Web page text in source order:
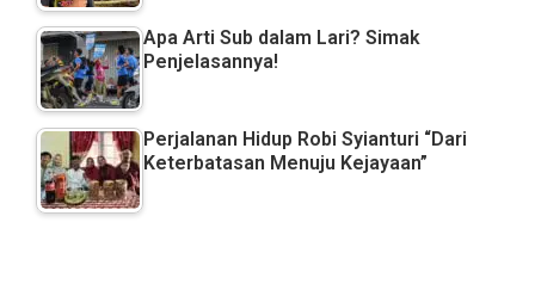
Apa Arti Sub dalam Lari? Simak
Penjelasannya!
Perjalanan Hidup Robi Syianturi “Dari
Keterbatasan Menuju Kejayaan”